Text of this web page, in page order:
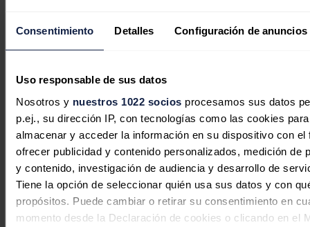
Consentimiento Detalles Configuración de anuncios
Uso responsable de sus datos
Nosotros y nuestros 1022 socios procesamos sus datos
p.ej., su dirección IP, con tecnologías como las cookies para
almacenar y acceder la información en su dispositivo con el
ofrecer publicidad y contenido personalizados, medición de
y contenido, investigación de audiencia y desarrollo de
Tiene la opción de seleccionar quién usa sus datos y con
propósitos. Puede cambiar o retirar su consentimiento en
momento desde la Declaración de cookies o clicando en el
Iberdrola | bp pulse cierran
financiación por hasta 230 millones
para acelerar su plan de movilidad